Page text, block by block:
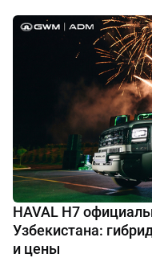
HAVAL H7
Узбекистана:
и цены